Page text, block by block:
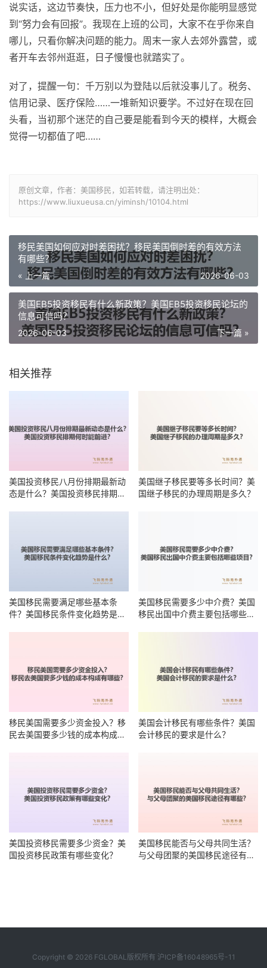
说实话，这边节奏快，压力也不小，但好处是你能明显感觉
到“努力会有回报”。我现在上班的公司，大家不在乎你来自
哪儿，只看你解决问题的能力。周末一家人去郊外露营，或
者开车去邻州逛逛，日子慢慢也就踏实了。
对了，提醒一句：千万别以为登陆以后就没事儿了。税务、
信用记录、医疗保险……一堆新知识要学。不过好在现在回
头看，当初那个迷茫的自己要是能看到今天的模样，大概会
觉得一切都值了吧……
原创文章，作者：美国移民，如若转载，请注明出处：
https://www.liuxueusa.cn/yiminsh/10104.html
移民美国如何应对时差困扰？移民美国倒时差的有效方法
有哪些？
« 上一篇 2026-06-03
美国EB5投资移民有什么新政策？美国EB5投资移民论坛的
信息可信吗？
下一篇 »
2026-06-03
相关推荐
美国投资移民八月份排期最新动
态是什么？美国投资移民排期何
美国继子移民要等多长时间？美
国继子移民的办理周期是多久？
美国移民需要满足哪些基本条
件？美国移民条件变化趋势是什
美国移民需要多少中介费？美国
移民出国中介费主要包括哪些项
移民美国需要多少资金投入？移
民去美国要多少钱的成本构成有
美国会计移民有哪些条件？美国
会计移民的要求是什么？
美国投资移民需要多少资金？美
国投资移民政策有哪些变化？
美国移民能否与父母共同生活？
与父母团聚的美国移民途径有哪
Copyright © 2026 FGLOBAL版权所有 沪ICP备16048965号-11